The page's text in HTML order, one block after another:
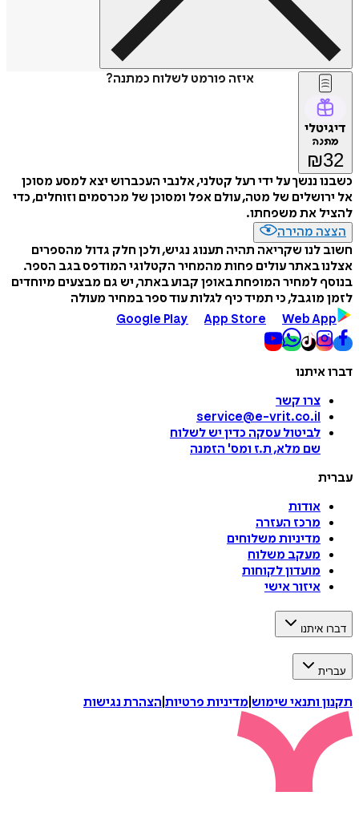
איזה פורמט לשלוח כמתנה?
דיגיטלי
מתנה
₪32
כשבנו ננשך על ידי רעל קטלני, אלנבי העכברוש יצא למסע מסוכן
אל ירושלים של מטה, עולם אפל ומסוכן של מכרסמים וזוחלים, כדי
להציל את משפחתו.
הצצה מהירה
חשוב לנו שקריאה תהיה תענוג נגיש, ולכן חלק גדול מהספרים
אצלנו באתר עולים פחות מהמחיר הקטלוגי המודפס בגב הספר.
בנוסף למחיר המופחת באופן קבוע באתר, יש גם מבצעים מיוחדים
לזמן מוגבל, כי תמיד כיף לגלות עוד ספר במחיר מעולה
Google Play
App Store Web App
דברו איתנו
צרו קשר
service@e-vrit.co.il
לביטול עסקה כדין יש לשלוח
שם מלא, ת.ז ומס' הזמנה
עברית
אודות
מרכז העזרה
מדיניות משלוחים
מעקב משלוח
מועדון לקוחות
איזור אישי
דברו איתנו
עברית
תקנון ותנאי שימוש מדיניות פרטיות הצהרת נגישות